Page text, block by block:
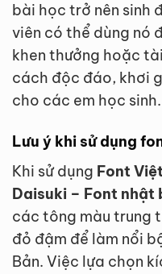
bài học trở nên sinh
viên có thể dùng nó
khen thưởng hoặc
cách độc đáo, khơi
cho các em học sinh.
Lưu ý khi sử dụng
Khi sử dụng Font
Daisuki – Font nhật
các tông màu trung
đỏ đậm để làm nổi
Bản. Việc lựa chọn